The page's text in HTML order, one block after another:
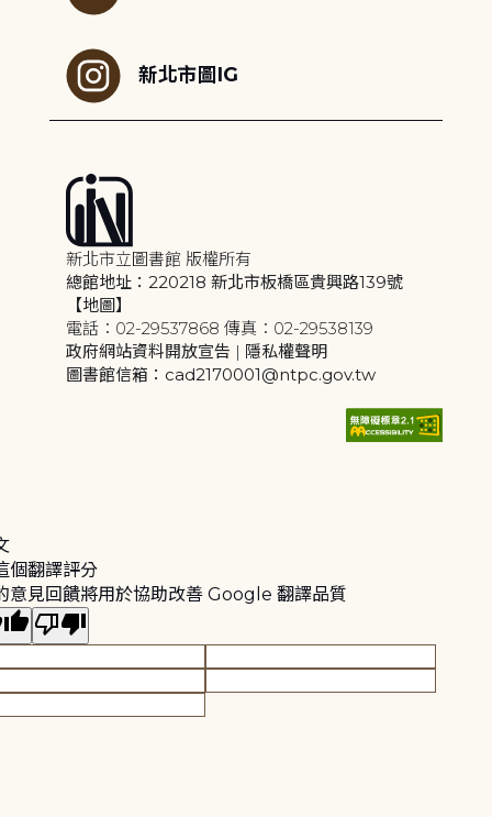
新北市圖IG
新北市立圖書館 版權所有
總館地址：220218 新北市板橋區貴興路139號
【地圖】
電話：02-29537868 傳真：02-29538139
政府網站資料開放宣告 | 隱私權聲明
圖書館信箱：cad2170001@ntpc.gov.tw
個翻譯評分
意見回饋將用於協助改善 Google 翻譯品質